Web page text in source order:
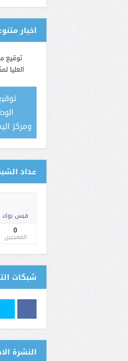
اخبار
ومركز
عداد
فيس بوك
0
المعجبين
شبكات
النشرة